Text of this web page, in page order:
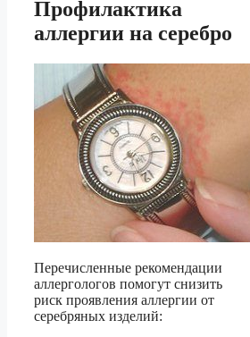
Профилактика
аллергии на серебро
Перечисленные рекомендации
аллергологов помогут снизить
риск проявления аллергии от
серебряных изделий: